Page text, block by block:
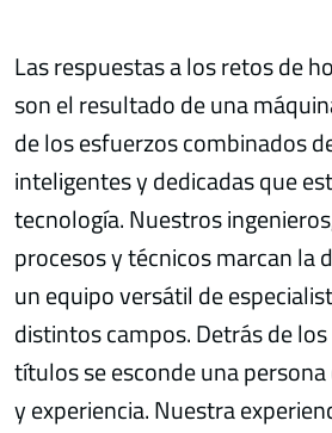
Las respuestas a los retos de
son el resultado de una
de los esfuerzos combinados
inteligentes y dedicadas que
tecnología. Nuestros
procesos y técnicos marcan la
un equipo versátil de
distintos campos. Detrás de
títulos se esconde una
y experiencia. Nuestra